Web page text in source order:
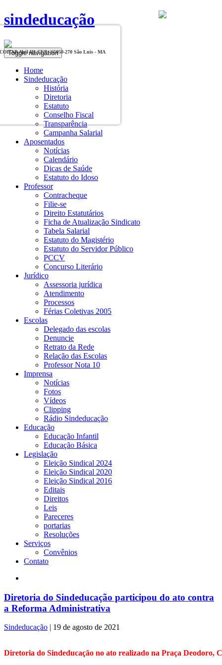
sindeducação
Toggle navigation
Home
Sindeducação
História
Diretoria
Estatuto
Conselho Fiscal
Transparência
Campanha Salarial
Aposentados
Notícias
Calendário
Dicas de Saúde
Estatuto do Idoso
Professor
Contracheque
Filie-se
Direito Estatutários
Ficha de Atualização Sindicato
Tabela Salarial
Estatuto do Magistério
Estatuto do Servidor Público
PCCV
Concurso Literário
Jurídico
Assessoria jurídica
Atendimento
Processos
Férias Coletivas 2005
Escolas
Delegado das escolas
Denuncie
Retrato da Rede
Relação das Escolas
Professor Nota 10
Imprensa
Notícias
Fotos
Vídeos
Clipping
Rádio Sindeducação
Educação
Educação Infantil
Educação Básica
Legislação
Eleição Sindical 2024
Eleição Sindical 2020
Eleição Sindical 2016
Editais
Direitos
Leis
Pareceres
portarias
Resoluções
Serviços
Convênios
Contato
Diretoria do Sindeducação participou do ato contra
a Reforma Administrativa
Sindeducação | 19 de agosto de 2021
Diretoria do Sindeducação no ato realizado na Praça Deodoro,
COHAB Anil III CEP - 65050-270 São Luis - MA